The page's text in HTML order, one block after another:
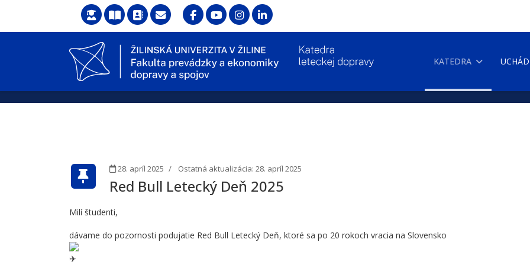
KATEDRA
28. apríl 2025 Ostatná aktualizácia: 28. apríl 2025
Red Bull Letecký Deň 2025
Milí študenti,
dávame do pozornosti podujatie Red Bull Letecký Deň, ktoré sa po 20 rokoch vracia na Slovensko